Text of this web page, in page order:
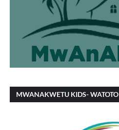
MWANAKWETU KIDS- WATOTO